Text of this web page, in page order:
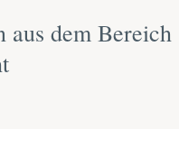
aus dem Bereich